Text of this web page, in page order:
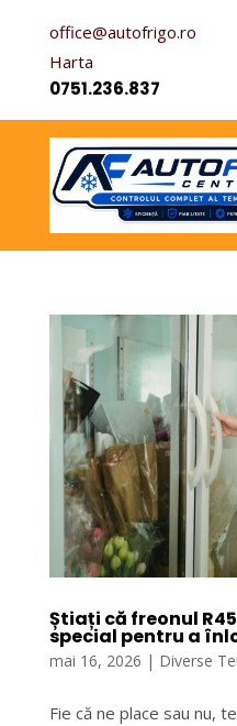
office@autofrigo.ro
Harta
0751.236.837
Știați că freonul
special pentru a
mai 16, 2026 | Diverse
Fie că ne place sau nu,